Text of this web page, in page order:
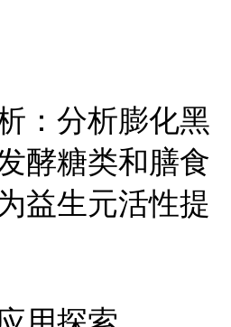
：分析膨化黑
酵糖类和膳食
益生元活性提